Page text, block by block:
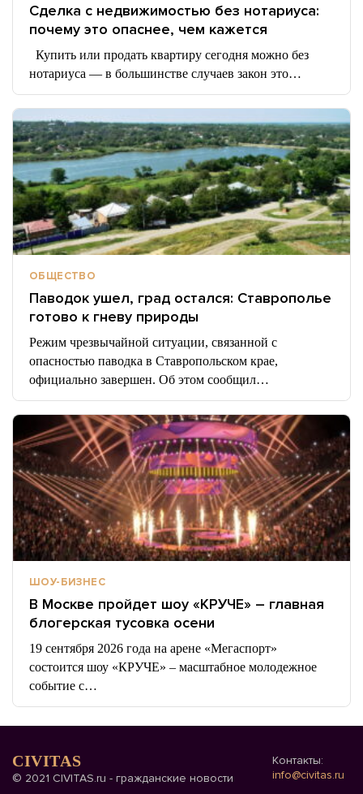
Сделка с недвижимостью без нотариуса:
почему это опаснее, чем кажется
Купить или продать квартиру сегодня можно без
нотариуса — в большинстве случаев закон это…
ОБЩЕСТВО
Паводок ушел, град остался: Ставрополье
готово к гневу природы
Режим чрезвычайной ситуации, связанной с
опасностью паводка в Ставропольском крае,
официально завершен. Об этом сообщил…
ШОУ-БИЗНЕС
В Москве пройдет шоу «КРУЧЕ» – главная
блогерская тусовка осени
19 сентября 2026 года на арене «Мегаспорт»
состоится шоу «КРУЧЕ» – масштабное молодежное
событие с…
CIVITAS
© 2021 CIVITAS.ru - гражданские новости
Контакты:
info@civitas.ru